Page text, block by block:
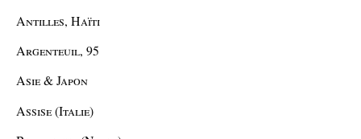
Antilles, Haïti
Argenteuil, 95
Asie & Japon
Assise (Italie)